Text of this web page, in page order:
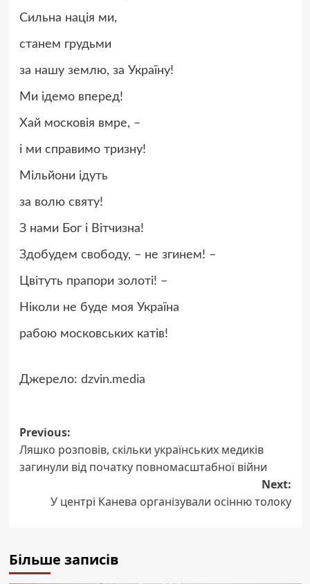
Сильна нація ми,
станем грудьми
за нашу землю, за Україну!
Ми ідемо вперед!
Хай московія вмре, –
і ми справимо тризну!
Мільйони ідуть
за волю святу!
З нами Бог і Вітчизна!
Здобудем свободу, – не згинем! –
Цвітуть прапори золоті! –
Ніколи не буде моя Україна
рабою московських катів!
Джерело: dzvin.media
Post
navigation
Previous:
Ляшко розповів, скільки українських медиків
загинули від початку повномасштабної війни
Next:
У центрі Канева організували осінню толоку
Більше записів